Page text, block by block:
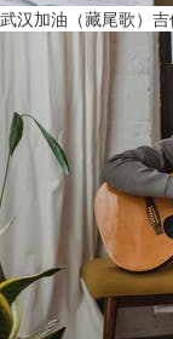
武汉加油（藏尾歌）